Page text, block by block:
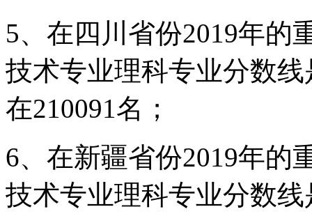
5、在四川省份2019年的
技术专业理科专业分数
在210091名；
6、在新疆省份2019年的
技术专业理科专业分数